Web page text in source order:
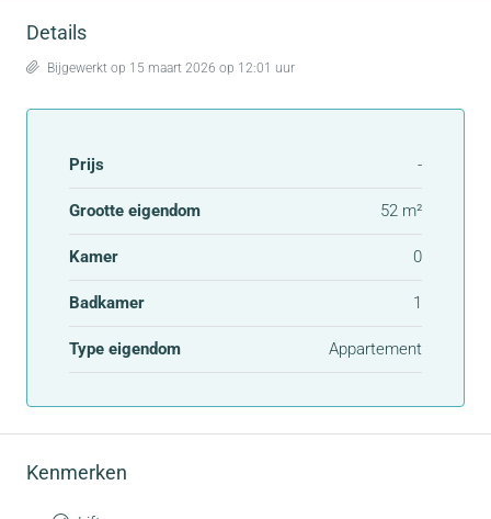
Details
Bijgewerkt op 15 maart 2026 op 12:01 uur
Prijs -
Grootte eigendom 52 m²
Kamer 0
Badkamer 1
Type eigendom Appartement
Kenmerken